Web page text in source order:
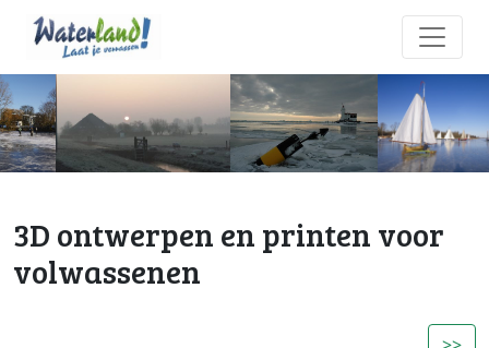
3D ontwerpen en printen voor
volwassenen